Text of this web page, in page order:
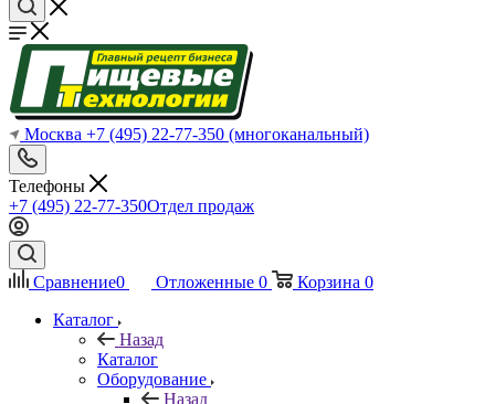
Москва +7 (495) 22-77-350 (многоканальный)
Телефоны
+7 (495) 22-77-350Отдел продаж
Сравнение0 Отложенные 0 Корзина 0
Каталог
Назад
Каталог
Оборудование
Назад